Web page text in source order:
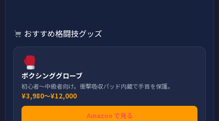
おすすめ格闘技グッズ
ボクシンググローブ
初心者〜中級者向け。衝撃吸収パッド内蔵で手首を保護。
¥3,980〜¥12,000
Amazon で見る